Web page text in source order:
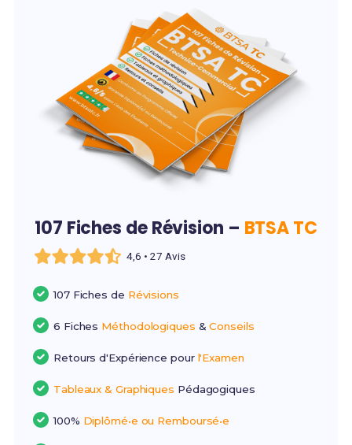
107 Fiches de Révision – BTSA TC
4,6 • 27 Avis
107 Fiches de Révisions
6 Fiches Méthodologiques &Conseils
Retours d'Expérience pour l'Examen
Tableaux & Graphiques Pédagogiques
100% Diplômé•e ou Remboursé•e